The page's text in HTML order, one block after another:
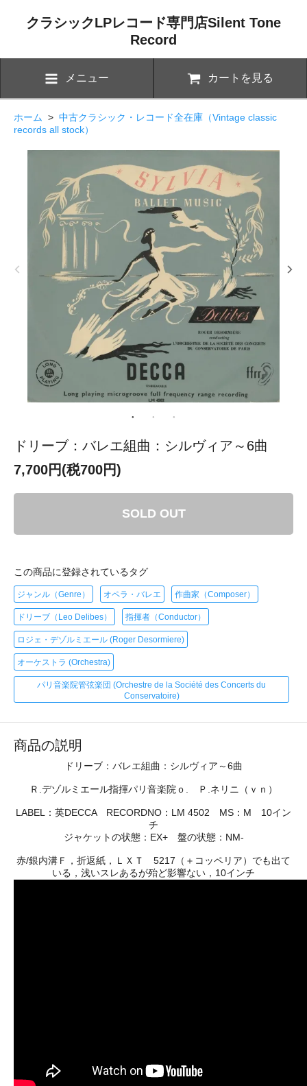
クラシックLPレコード専門店Silent Tone
Record
メニュー カートを見る
ホーム > 中古クラシック・レコード全在庫（Vintage classic
records all stock）
ドリーブ：バレエ組曲：シルヴィア～6曲
7,700円(税700円)
SOLD OUT
この商品に登録されているタグ
ジャンル（Genre） オペラ・バレエ 作曲家（Composer）
ドリーブ（Leo Delibes） 指揮者（Conductor）
ロジェ・デゾルミエール (Roger Desormiere)
オーケストラ (Orchestra)
パリ音楽院管弦楽団 (Orchestre de la Société des Concerts du
Conservatoire)
商品の説明
ドリーブ：バレエ組曲：シルヴィア～6曲
Ｒ.デゾルミエール指揮パリ音楽院ｏ. Ｐ.ネリニ（ｖｎ）
LABEL：英DECCA RECORDNO：LM 4502 MS：M 10イン
チ
ジャケットの状態：EX+ 盤の状態：NM-
赤/銀内溝Ｆ，折返紙，ＬＸＴ 5217（＋コッペリア）でも出て
いる，浅いスレあるが殆ど影響ない，10インチ